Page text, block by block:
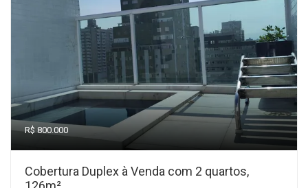
R$ 800.000
Cobertura Duplex à Venda com 2 quartos,